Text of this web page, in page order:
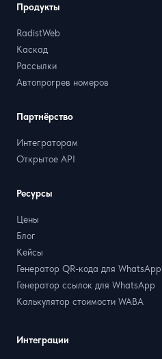
Интеграции
Продукты
RadistWeb
Каскад
Рассылки
Автопрогрев номеров
Партнёрство
Интеграторам
Открытое API
Ресурсы
Цены
Блог
Кейсы
Генератор QR-кода для WhatsApp
Генератор ссылок для WhatsApp
Калькулятор стоимости WABA